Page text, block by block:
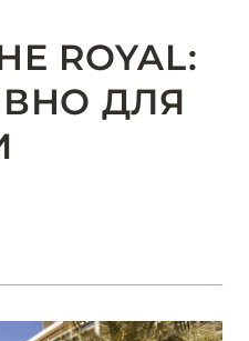
ROYAL:
ДЛЯ
ОСТРОВОВ
MALDIVES: ВАШ